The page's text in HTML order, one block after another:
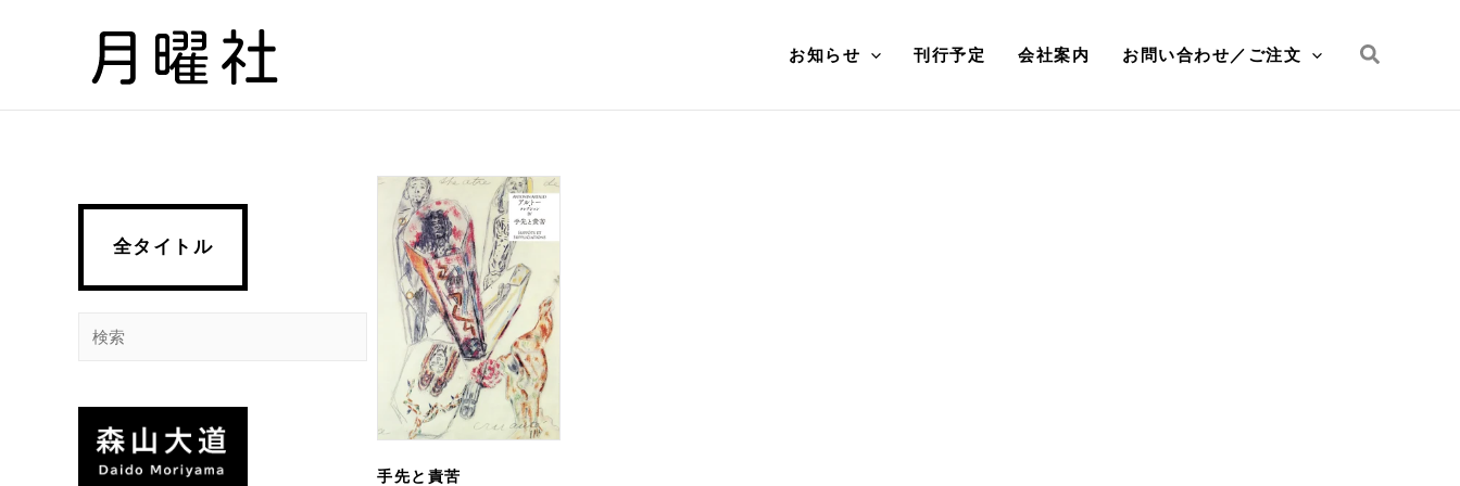
お知らせ 刊行予定 会社案内 お問い合わせ／ご注文
検
全タイトル
検
手先と責苦